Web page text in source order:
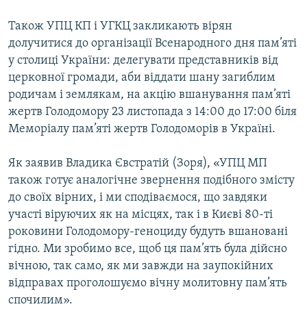
Також УПЦ КП і УГКЦ закликають вірян
долучитися до організації Всенародного дня пам’яті
у столиці України: делегувати представників від
церковної громади, аби віддати шану загиблим
родичам і землякам, на акцію вшанування пам’яті
жертв Голодомору 23 листопада з 14:00 до 17:00 біля
Меморіалу пам’яті жертв Голодоморів в Україні.
Як заявив Владика Євстратій (Зоря), «УПЦ МП
також готує аналогічне звернення подібного змісту
до своїх вірних, і ми сподіваємося, що завдяки
участі віруючих як на місцях, так і в Києві 80-ті
роковини Голодомору-геноциду будуть вшановані
гідно. Ми зробимо все, щоб ця пам’ять була дійсно
вічною, так само, як ми завжди на заупокійних
відправах проголошуємо вічну молитовну пам’ять
спочилим».